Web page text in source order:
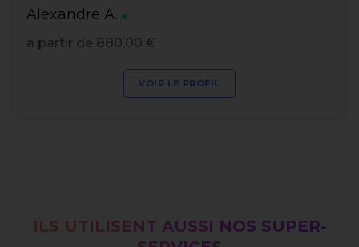
Alexandre A.
à partir de 880,00 €
VOIR LE PROFIL
ILS UTILISENT AUSSI NOS SUPER-